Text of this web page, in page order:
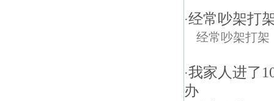
·经常吵架打
经常吵架打架
·我家人进了
办